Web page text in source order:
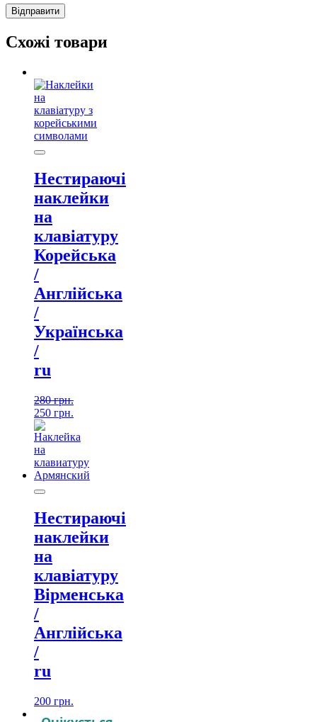
Схожі товари
Нестираючі
наклейки
на
клавіатуру
Корейська
/
Англійська
/
Українська
/
ru
280грн.
250 грн.
Нестираючі
наклейки
на
клавіатуру
Вірменська
/
Англійська
/
ru
200 грн.